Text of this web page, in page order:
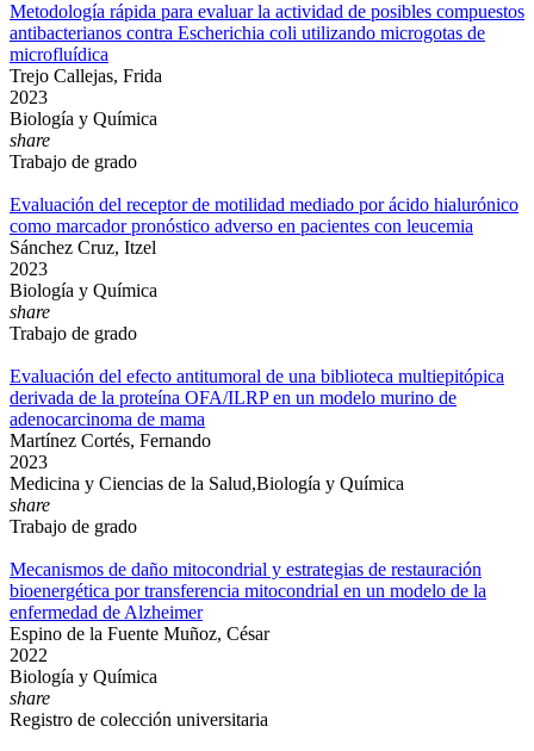
Metodología rápida para evaluar la actividad de posibles compuestos
antibacterianos contra Escherichia coli utilizando microgotas de
microfluídica
Trejo Callejas, Frida
2023
Biología y Química
share
Trabajo de grado
Evaluación del receptor de motilidad mediado por ácido hialurónico
como marcador pronóstico adverso en pacientes con leucemia
Sánchez Cruz, Itzel
2023
Biología y Química
share
Trabajo de grado
Evaluación del efecto antitumoral de una biblioteca multiepitópica
derivada de la proteína OFA/ILRP en un modelo murino de
adenocarcinoma de mama
Martínez Cortés, Fernando
2023
Medicina y Ciencias de la Salud,Biología y Química
share
Trabajo de grado
Mecanismos de daño mitocondrial y estrategias de restauración
bioenergética por transferencia mitocondrial en un modelo de la
enfermedad de Alzheimer
Espino de la Fuente Muñoz, César
2022
Biología y Química
share
Registro de colección universitaria